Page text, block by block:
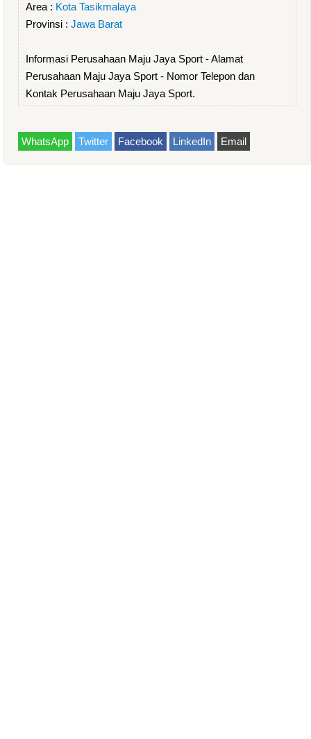
Area : Kota Tasikmalaya
Provinsi : Jawa Barat
Informasi Perusahaan Maju Jaya Sport - Alamat
Perusahaan Maju Jaya Sport - Nomor Telepon dan
Kontak Perusahaan Maju Jaya Sport.
WhatsApp Twitter Facebook LinkedIn Email